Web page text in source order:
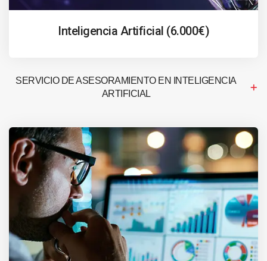
Inteligencia Artificial (6.000€)
SERVICIO DE ASESORAMIENTO EN INTELIGENCIA
ARTIFICIAL